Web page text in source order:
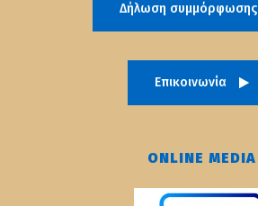
Δήλωση συμμόρφωσης
Επικοινωνία
ONLINE MEDIA